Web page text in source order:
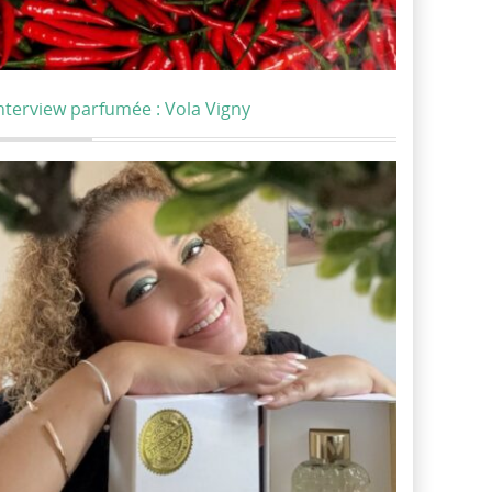
parfumée : Vola Vigny